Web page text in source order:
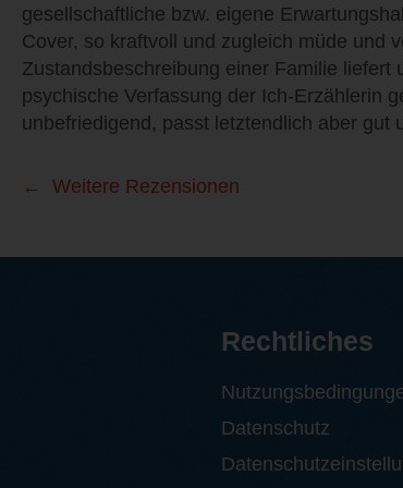
gesellschaftliche bzw. eigene
Cover, so kraftvoll und zugleich müde und
Zustandsbeschreibung einer Familie
psychische Verfassung der Ich-Erzählerin
unbefriedigend, passt letztendlich aber gut
Weitere Rezensionen
Rechtliches
Datenschutz